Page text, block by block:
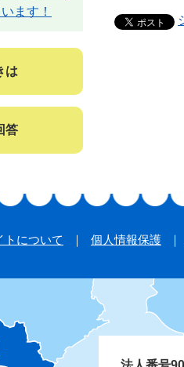
ます！
は
答
トについて 個人情報保護